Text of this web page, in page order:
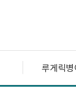
루게릭